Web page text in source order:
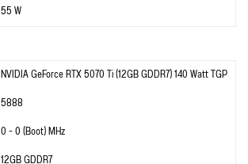
55 W
NVIDIA GeForce RTX 5070 Ti (12GB GDDR7) 140 Watt TGP
5888
0 - 0 (Boot) MHz